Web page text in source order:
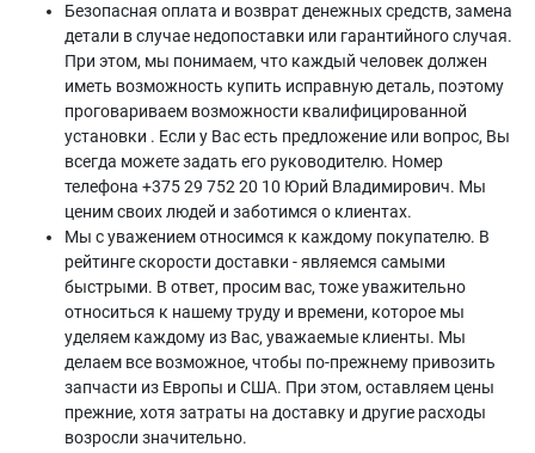
Безопасная оплата и возврат денежных средств, замена
детали в случае недопоставки или гарантийного случая.
При этом, мы понимаем, что каждый человек должен
иметь возможность купить исправную деталь, поэтому
проговариваем возможности квалифицированной
установки . Если у Вас есть предложение или вопрос, Вы
всегда можете задать его руководителю. Номер
телефона +375 29 752 20 10 Юрий Владимирович. Мы
ценим своих людей и заботимся о клиентах.
Мы с уважением относимся к каждому покупателю. В
рейтинге скорости доставки - являемся самыми
быстрыми. В ответ, просим вас, тоже уважительно
относиться к нашему труду и времени, которое мы
уделяем каждому из Вас, уважаемые клиенты. Мы
делаем все возможное, чтобы по-прежнему привозить
запчасти из Европы и США. При этом, оставляем цены
прежние, хотя затраты на доставку и другие расходы
возросли значительно.